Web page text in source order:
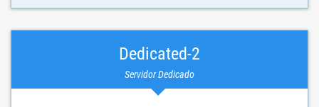
Dedicated-2
Servidor Dedicado